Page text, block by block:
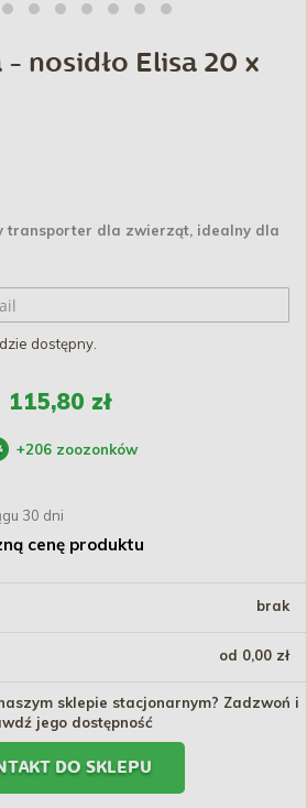
- nosidło Elisa 20 x
transporter dla zwierząt, idealny dla
dostępny.
115,80 zł
+206 zoozonków
30 dni
cenę produktu
brak
od 0,00 zł
sklepie stacjonarnym? Zadzwoń i
jego dostępność
DO SKLEPU